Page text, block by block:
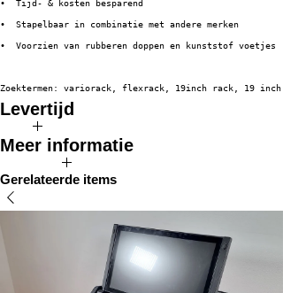
•  Tijd- & kosten besparend
•  Stapelbaar in combinatie met andere merken
•  Voorzien van rubberen doppen en kunststof voetjes
Zoektermen: variorack, flexrack, 19inch rack, 19
Levertijd
De verwachte levertijd van dit product bedraagt 2 tot 4 weken.
Meer informatie
Klik hier om naar de serie pagina over dit product te gaan.
Gerelateerde items